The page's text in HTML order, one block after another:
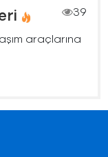
39
araçlarına